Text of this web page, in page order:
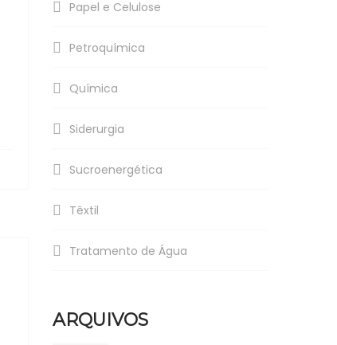
Papel e Celulose
Petroquímica
Química
Siderurgia
Sucroenergética
Têxtil
Tratamento de Água
ARQUIVOS